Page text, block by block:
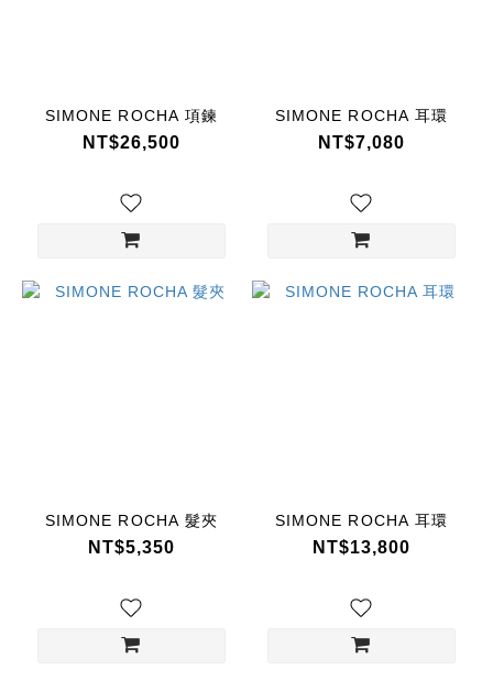
SIMONE ROCHA 項鍊
NT$26,500
SIMONE ROCHA 耳環
NT$7,080
SIMONE ROCHA 髮夾
NT$5,350
SIMONE ROCHA 耳環
NT$13,800